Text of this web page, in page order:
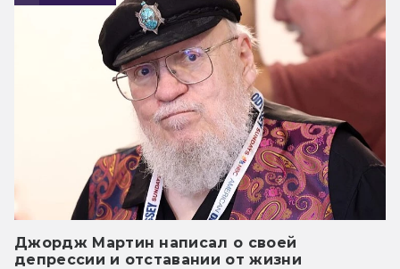
Джордж Мартин написал о своей
депрессии и отставании от жизни